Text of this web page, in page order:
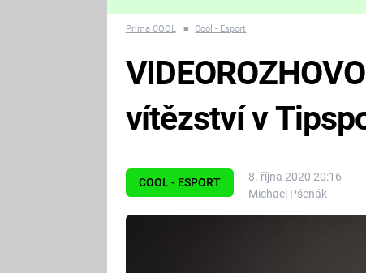
nejvíc zvednou tep?
Prima COOL ■ Cool - Esport
COOL - ESPORT
8. října 2020 20:16
Michael Pšenák
vítězství v